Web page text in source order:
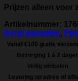
Prijzen alleen voor
Artikelnummer:
Acryl penselen,
Vanaf €100 gratis
Bezorging 1 á 2 dagen
Veilig winkelen
Levering op adres of